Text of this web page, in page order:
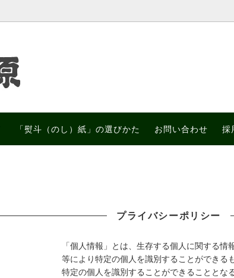
おかき、その他
弔事におすすめ（御供え、弔事）
父の日 夏のご挨拶に
豆源について
弊社商品の転売禁止について
採用ページ
「熨斗（のし）紙」の選びかた お問い合わせ 採
プライバシーポリシー
「個人情報」とは、生存する個人に関する
等により特定の個人を識別することができる
特定の個人を識別することができることとな